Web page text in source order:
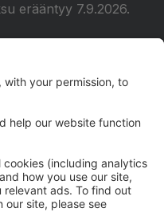
erääntyy 7.9.2026.
heti Intraan
Mikäli maksut ovat
5 euron
aina 14
Tämä
kunnes erääntyneet
ole